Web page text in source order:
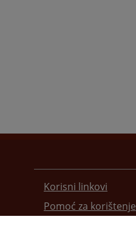
Korisni linkovi
Pomoć za korištenje